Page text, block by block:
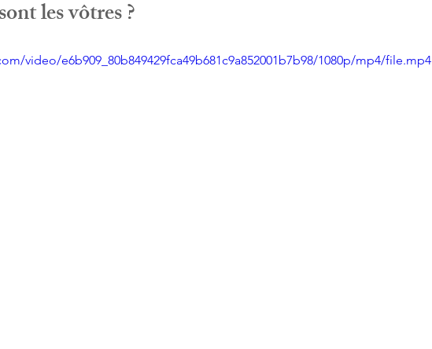
les vôtres ?
video/e6b909_80b849429fca49b681c9a852001b7b98/1080p/mp4/file.mp4